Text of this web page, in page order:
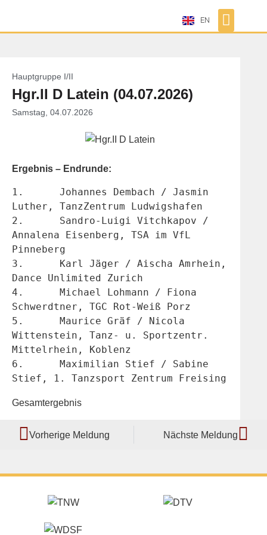
EN
Hauptgruppe I/II
Hgr.II D Latein (04.07.2026)
Samstag, 04.07.2026
Ergebnis – Endrunde:
1.	Johannes Dembach / Jasmin
Luther, TanzZentrum Ludwigshafen
2.	Sandro-Luigi Vitchkapov /
Annalena Eisenberg, TSA im VfL
Pinneberg
3.	Karl Jäger / Aischa Amrhein,
Dance Unlimited Zurich
4.	Michael Lohmann / Fiona
Schwerdtner, TGC Rot-Weiß Porz
5.	Maurice Gräf / Nicola
Wittenstein, Tanz- u. Sportzentr.
Mittelrhein, Koblenz
6.	Maximilian Stief / Sabine
Stief, 1. Tanzsport Zentrum Freising
Gesamtergebnis
Vorherige Meldung Nächste Meldung